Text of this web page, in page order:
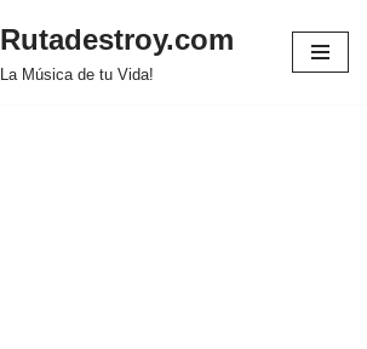
Rutadestroy.com
La Música de tu Vida!